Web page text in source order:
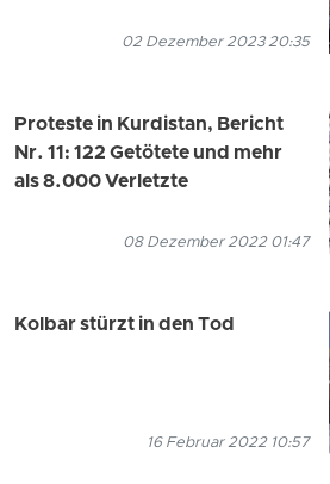
02 Dezember 2023 20:35
Proteste in Kurdistan, Bericht
Nr. 11: 122 Getötete und mehr
als 8.000 Verletzte
08 Dezember 2022 01:47
Kolbar stürzt in den Tod
16 Februar 2022 10:57